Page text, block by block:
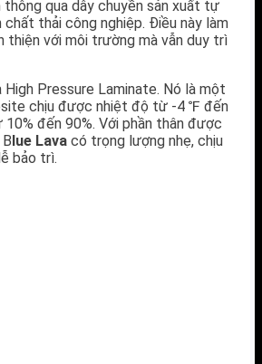
qua dây chuyền sản xuất tự
chất thải công nghiệp. Điều này làm
thiện với môi trường mà vẫn duy trì
Pressure Laminate. Nó là một
chịu được nhiệt độ từ -4 ℉ đến
đến 90%. Với phần thân được
lue Lava có trọng lượng nhẹ, chịu
bảo trì.